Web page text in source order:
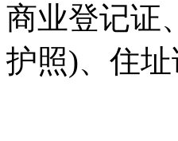
商业登记证
护照)、住址